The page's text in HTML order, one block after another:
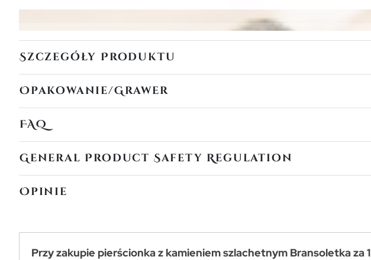
Szczegóły Produktu
Opakowanie/Grawer
FAQ
General Product Safety Regulation
Opinie
Przy zakupie pierścionka z kamieniem szlachetnym Bransoletka za 1